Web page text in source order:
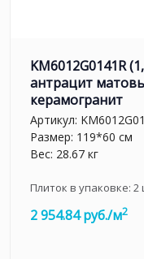
KM6012G0141R
антрацит
керамогранит
Артикул:
Размер: 119*60 см
Вес: 28.67 кг
Плиток в упаковке: 2
2 954.84 руб./м2